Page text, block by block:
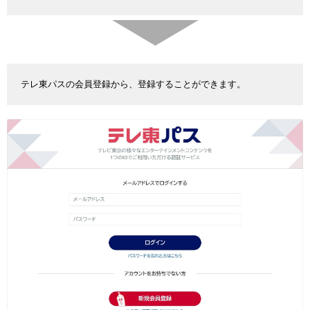
テレ東パスの会員登録から、登録することができます。